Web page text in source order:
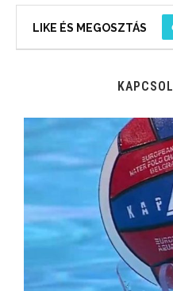
LIKE ÉS MEGOSZTÁS